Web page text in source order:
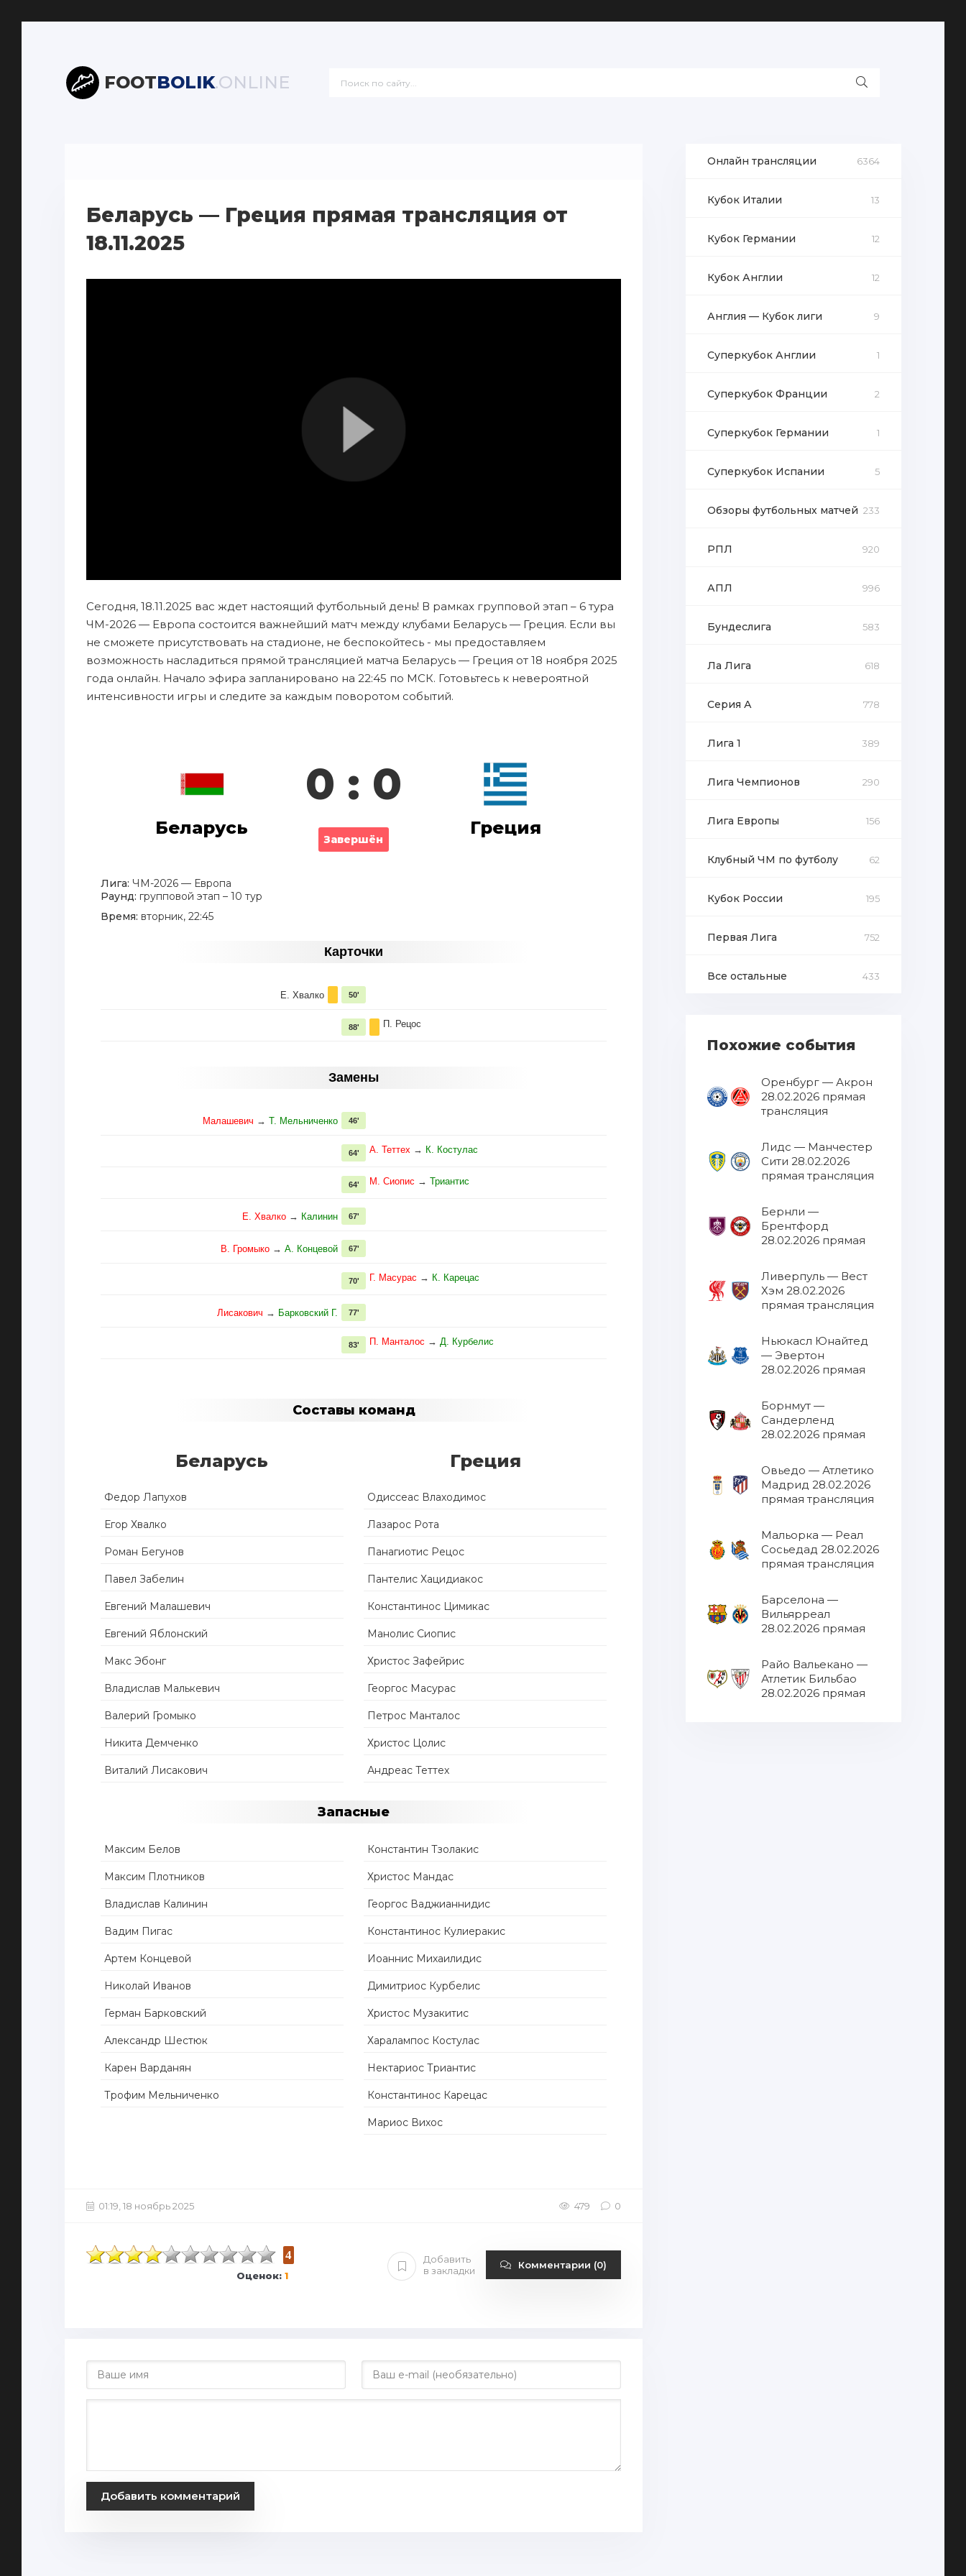
FOOTBOLIK.ONLINE
Беларусь — Греция прямая трансляция от
18.11.2025
Сегодня, 18.11.2025 вас ждет настоящий футбольный день! В рамках групповой этап – 6 тура
ЧМ-2026 — Европа состоится важнейший матч между клубами Беларусь — Греция. Если вы
не сможете присутствовать на стадионе, не беспокойтесь - мы предоставляем
возможность насладиться прямой трансляцией матча Беларусь — Греция от 18 ноября 2025
года онлайн. Начало эфира запланировано на 22:45 по МСК. Готовьтесь к невероятной
интенсивности игры и следите за каждым поворотом событий.
Беларусь
0 : 0
Завершён
Греция
Лига: ЧМ-2026 — Европа
Раунд: групповой этап – 10 тур
Время: вторник, 22:45
Карточки
Е. Хвалко 50'
П. Рецос
88'
Замены
Малашевич → Т. Мельниченко 46'
А. Теттех → К. Костулас
64'
М. Сиопис → Триантис
64'
Е. Хвалко → Калинин 67'
В. Громыко → А. Концевой 67'
Г. Масурас → К. Карецас
70'
Лисакович → Барковский Г. 77'
П. Манталос → Д. Курбелис
83'
Составы команд
Беларусь
Федор Лапухов
Егор Хвалко
Роман Бегунов
Павел Забелин
Евгений Малашевич
Евгений Яблонский
Макс Эбонг
Владислав Малькевич
Валерий Громыко
Никита Демченко
Виталий Лисакович
Греция
Одиссеас Влаходимос
Лазарос Рота
Панагиотис Рецос
Пантелис Хацидиакос
Константинос Цимикас
Манолис Сиопис
Христос Зафейрис
Георгос Масурас
Петрос Манталос
Христос Цолис
Андреас Теттех
Запасные
Максим Белов
Максим Плотников
Владислав Калинин
Вадим Пигас
Артем Концевой
Николай Иванов
Герман Барковский
Александр Шестюк
Карен Варданян
Трофим Мельниченко
Константин Тзолакис
Христос Мандас
Георгос Ваджианнидис
Константинос Кулиеракис
Иоаннис Михаилидис
Димитриос Курбелис
Христос Музакитис
Харалампос Костулас
Нектариос Триантис
Константинос Карецас
Мариос Вихос
01:19, 18 ноябрь 2025 479 0
4
Оценок: 1
Добавить
в закладки
Комментарии (0)
Добавить комментарий
Онлайн трансляции 6364
Кубок Италии 13
Кубок Германии 12
Кубок Англии 12
Англия — Кубок лиги 9
Суперкубок Англии 1
Суперкубок Франции 2
Суперкубок Германии 1
Суперкубок Испании 5
Обзоры футбольных матчей 233
РПЛ 920
АПЛ 996
Бундеслига 583
Ла Лига 618
Серия А 778
Лига 1 389
Лига Чемпионов 290
Лига Европы 156
Клубный ЧМ по футболу 62
Кубок России 195
Первая Лига 752
Все остальные 433
Похожие события
Оренбург — Акрон
28.02.2026 прямая
трансляция
Лидс — Манчестер
Сити 28.02.2026
прямая трансляция
Бернли —
Брентфорд
28.02.2026 прямая
Ливерпуль — Вест
Хэм 28.02.2026
прямая трансляция
Ньюкасл Юнайтед
— Эвертон
28.02.2026 прямая
Борнмут —
Сандерленд
28.02.2026 прямая
Овьедо — Атлетико
Мадрид 28.02.2026
прямая трансляция
Мальорка — Реал
Сосьедад 28.02.2026
прямая трансляция
Барселона —
Вильярреал
28.02.2026 прямая
Райо Вальекано —
Атлетик Бильбао
28.02.2026 прямая